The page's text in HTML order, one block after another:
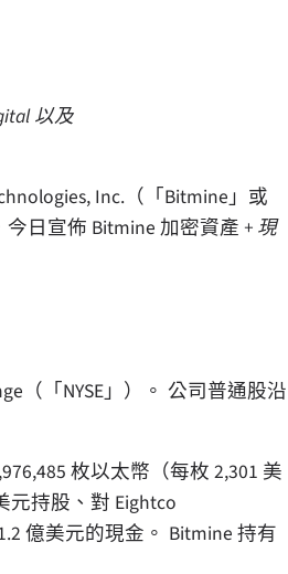
以及
Inc.（「Bitmine」或
日宣佈 Bitmine 加密資產 + 現
（「NYSE」）。 公司普通股沿
枚以太幣（每枚 2,301 美
元持股、對 Eightco
億美元的現金。 Bitmine 持有